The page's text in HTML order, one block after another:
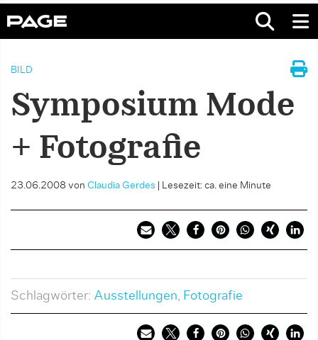
BILD
Symposium Mode
+ Fotografie
23.06.2008 von Claudia Gerdes Lesezeit: ca. eine Minute
Schlagwörter: Ausstellungen, Fotografie